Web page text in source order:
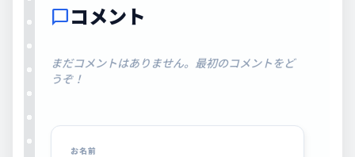
chat_bubbleコメント
まだコメントはありません。最初のコメントをど
うぞ！
お名前